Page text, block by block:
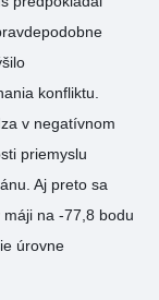
konfliktu.
v negatívnom
priemyslu
Aj preto sa
na -77,8 bodu
úrovne